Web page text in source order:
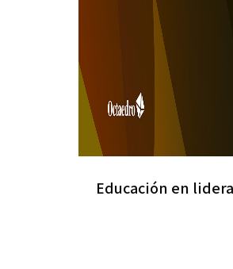
Educación en